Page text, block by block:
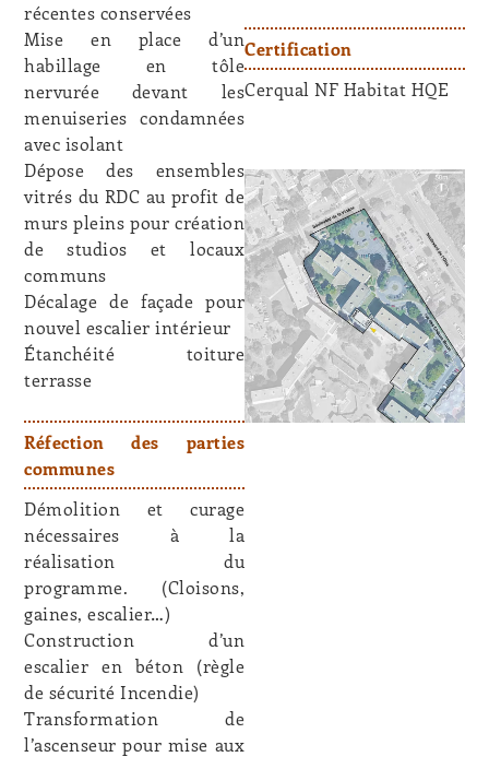
récentes conservées
Mise en place d’un
habillage en tôle
nervurée devant les
menuiseries condamnées
avec isolant
Dépose des ensembles
vitrés du RDC au profit de
murs pleins pour création
de studios et locaux
communs
Décalage de façade pour
nouvel escalier intérieur
Étanchéité toiture
terrasse
Réfection des parties
communes
Démolition et curage
nécessaires à la
réalisation du
programme. (Cloisons,
gaines, escalier…)
Construction d’un
escalier en béton (règle
de sécurité Incendie)
Transformation de
l’ascenseur pour mise aux
Certification
Cerqual NF Habitat HQE